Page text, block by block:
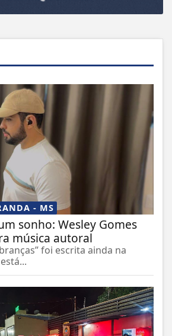
- MS
sonho: Wesley Gomes
música autoral
foi escrita ainda na